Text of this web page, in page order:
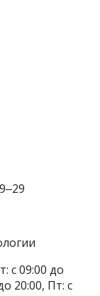
с 09:00 до
20:00, Пт: с